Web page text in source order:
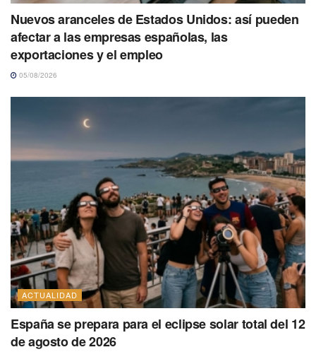
Nuevos aranceles de Estados Unidos: así pueden
afectar a las empresas españolas, las
exportaciones y el empleo
05/08/2026
ACTUALIDAD
España se prepara para el eclipse solar total del 12
de agosto de 2026